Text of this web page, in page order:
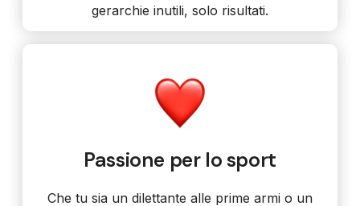
gerarchie inutili, solo risultati.
Passione per lo sport
Che tu sia un dilettante alle prime armi o un